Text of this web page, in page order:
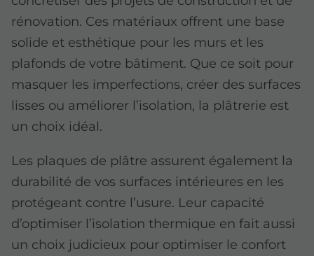
rénovation. Ces matériaux offrent une base
solide et esthétique pour les murs et les
plafonds de votre bâtiment. Que ce soit pour
masquer les imperfections, créer des surfaces
lisses ou améliorer l’isolation, la plâtrerie est
un choix idéal.
Les plaques de plâtre assurent également la
durabilité de vos surfaces intérieures en les
protégeant contre l’usure. Leur capacité
d’optimiser l’isolation thermique en fait aussi
un choix judicieux pour optimiser le confort